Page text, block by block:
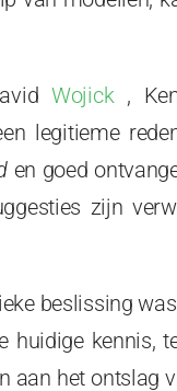
Wojick,
legitieme
en goed
zijn
beslissing
huidige kennis,
aan het ontslag